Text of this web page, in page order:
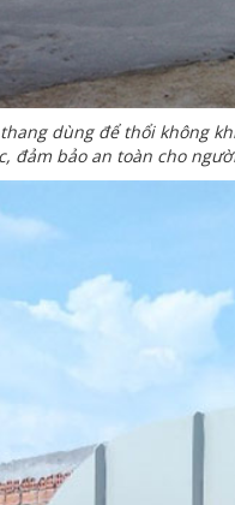
dùng để thổi không
đảm bảo an toàn cho